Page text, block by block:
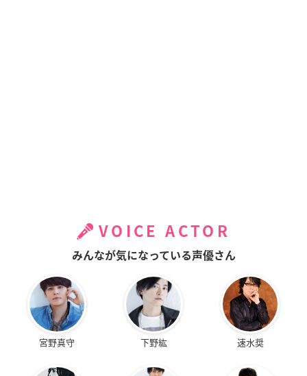
VOICE ACTOR
みんなが気になっている声優さん
宮野真守 下野紘 速水奨